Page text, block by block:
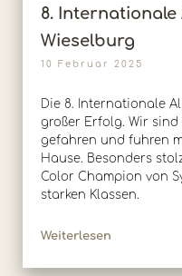
8. Internationale
Wieselburg
10 Februar 2025
Die 8. Internationale
großer Erfolg. Wir sind
gefahren und fuhren
Hause. Besonders
Color Champion von
starken Klassen.
Weiterlesen